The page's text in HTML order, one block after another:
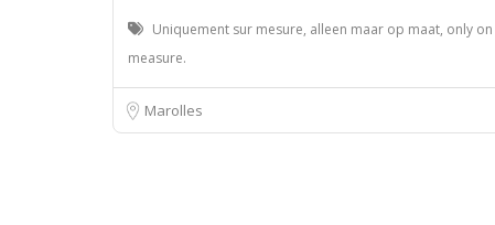
Uniquement sur mesure, alleen maar op maat, only on
measure.
Marolles